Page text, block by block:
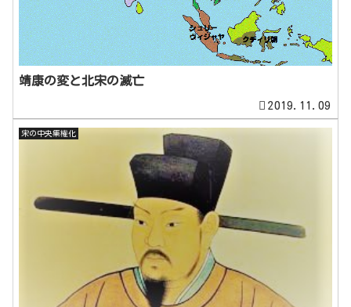
靖康の変と北宋の滅亡
2019.11.09
宋の中央集権化